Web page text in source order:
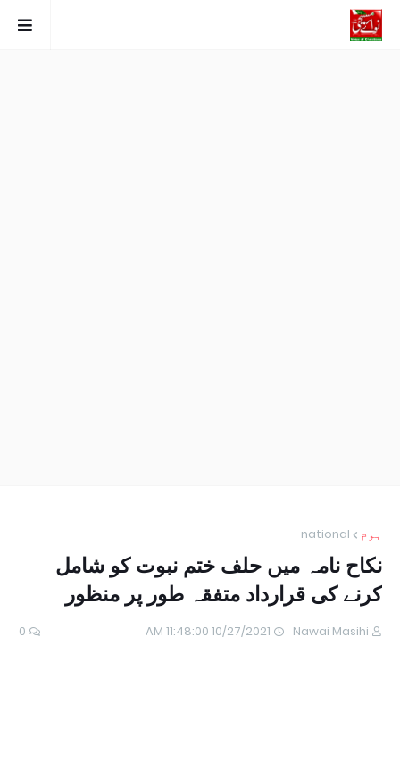
ہوم national
نکاح نامہ میں حلف ختم نبوت کو شامل
کرنے کی قرارداد متفقہ طور پر منظور
Nawai Masihi
10/27/2021 11:48:00 AM
0